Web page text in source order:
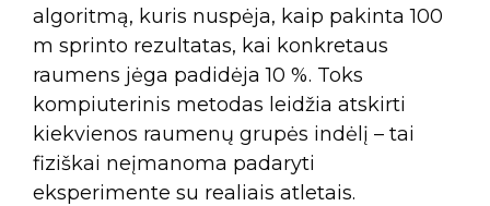
algoritmą, kuris nuspėja, kaip pakinta 100
m sprinto rezultatas, kai konkretaus
raumens jėga padidėja 10 %. Toks
kompiuterinis metodas leidžia atskirti
kiekvienos raumenų grupės indėlį – tai
fiziškai neįmanoma padaryti
eksperimente su realiais atletais.